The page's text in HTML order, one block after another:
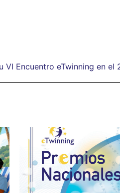
VI Encuentro eTwinning en